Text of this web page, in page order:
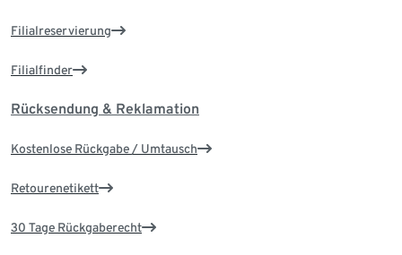
Filialreservierung
Filialfinder
Rücksendung & Reklamation
Kostenlose Rückgabe / Umtausch
Retourenetikett
30 Tage Rückgaberecht